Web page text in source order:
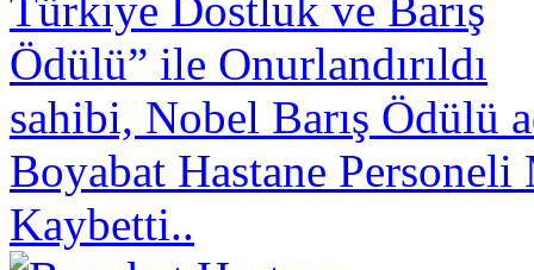
sahibi, Nobel Barış Ödülü
Boyabat Hastane Personeli
Kaybetti..